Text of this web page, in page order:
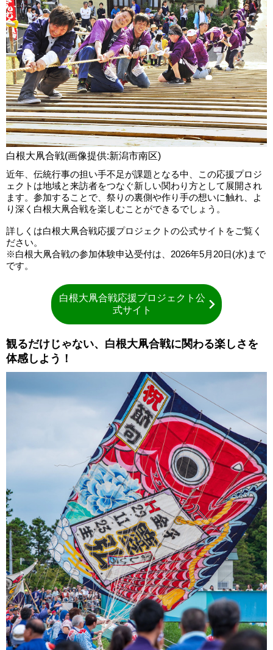
白根大凧合戦(画像提供:新潟市南区)
近年、伝統行事の担い手不足が課題となる中、この応援プロジ
ェクトは地域と来訪者をつなぐ新しい関わり方として展開され
ます。参加することで、祭りの裏側や作り手の想いに触れ、よ
り深く白根大凧合戦を楽しむことができるでしょう。
詳しくは白根大凧合戦応援プロジェクトの公式サイトをご覧く
ださい。
※白根大凧合戦の参加体験申込受付は、2026年5月20日(水)まで
です。
白根大凧合戦応援プロジェクト公
式サイト
観るだけじゃない、白根大凧合戦に関わる楽しさを
体感しよう！